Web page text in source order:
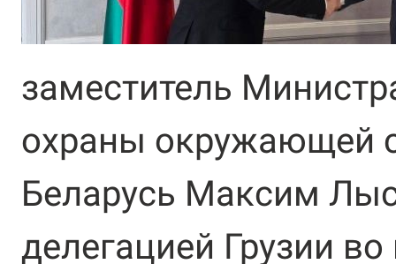
заместитель
охраны окружающей
Беларусь Максим
делегацией Грузии